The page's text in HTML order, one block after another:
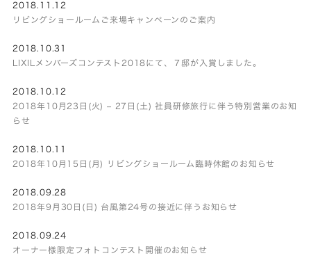
2018.11.12
リビングショールームご来場キャンペーンのご案内
2018.10.31
LIXILメンバーズコンテスト2018にて、７邸が入賞しました。
2018.10.12
2018年10月23日(火) – 27日(土) 社員研修旅行に伴う特別営業のお知
らせ
2018.10.11
2018年10月15日(月) リビングショールーム臨時休館のお知らせ
2018.09.28
2018年9月30日(日) 台風第24号の接近に伴うお知らせ
2018.09.24
オーナー様限定フォトコンテスト開催のお知らせ